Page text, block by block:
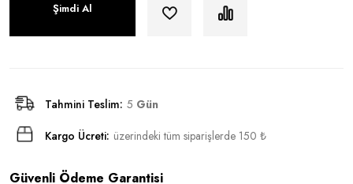
Şimdi Al
Tahmini Teslim: 5 Gün
Kargo Ücreti: üzerindeki tüm siparişlerde 150 ₺
Güvenli Ödeme Garantisi